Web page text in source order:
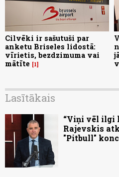
Cilvēki ir sašutuši par
anketu Briseles lidostā:
vīrietis, bezdzimuma vai
mātīte
1
Lasītākais
“Viņi vēl ilgi
Rajevskis
"Pitbull"